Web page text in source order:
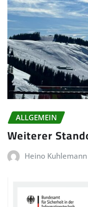
ALLGEMEIN
Weiterer
Heino Kuhlemann